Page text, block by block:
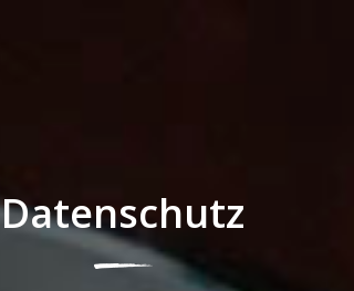
Datenschutz